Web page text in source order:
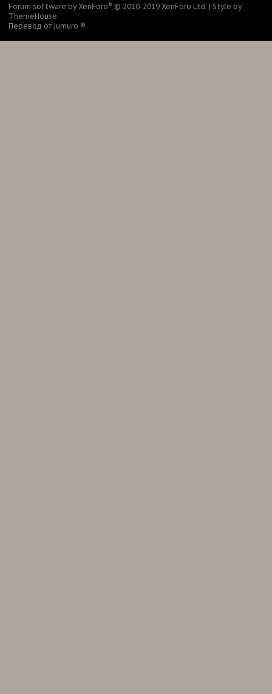
Forum software by XenForo® © 2010-2019 XenForo Ltd. | Style by
ThemeHouse
Перевод от Jumuro ®